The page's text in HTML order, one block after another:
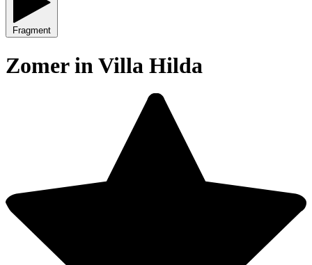
Fragment
Zomer in Villa Hilda